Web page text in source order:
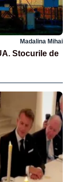
Madalina Mihai
Stocurile de